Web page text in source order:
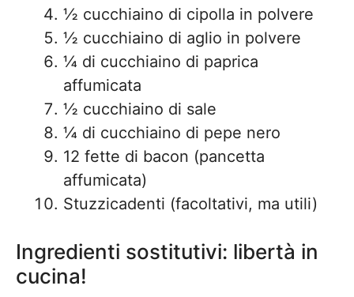
½ cucchiaino di cipolla in polvere
½ cucchiaino di aglio in polvere
¼ di cucchiaino di paprica
affumicata
½ cucchiaino di sale
¼ di cucchiaino di pepe nero
12 fette di bacon (pancetta
affumicata)
Stuzzicadenti (facoltativi, ma utili)
Ingredienti sostitutivi: libertà in
cucina!